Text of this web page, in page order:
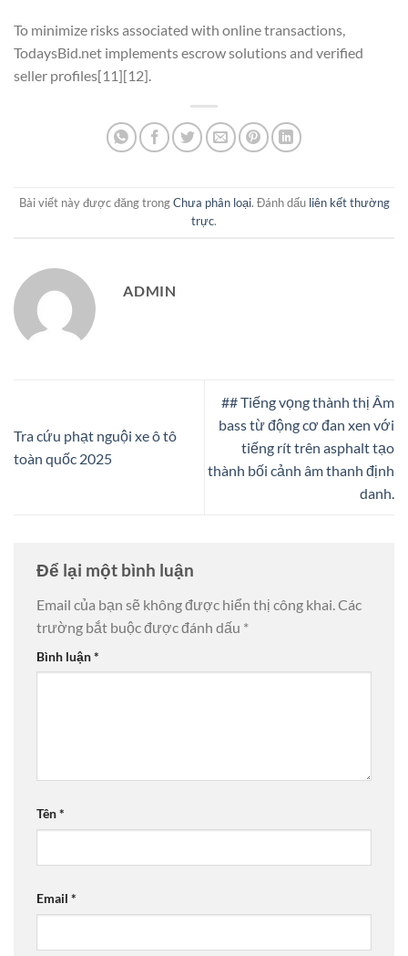
To minimize risks associated with online transactions,
TodaysBid.net implements escrow solutions and verified
seller profiles[11][12].
Bài viết này được đăng trongChưa phân loại. Đánh dấu liên kết thường
trực.
ADMIN
Tra cứu phạt nguội xe ô tô
toàn quốc 2025
## Tiếng vọng thành thị Âm
bass từ động cơ đan xen với
tiếng rít trên asphalt tạo
thành bối cảnh âm thanh định
danh.
Để lại một bình luận
Email của bạn sẽ không được hiển thị công khai. Các
trường bắt buộc được đánh dấu *
Bình luận*
Tên*
Email *